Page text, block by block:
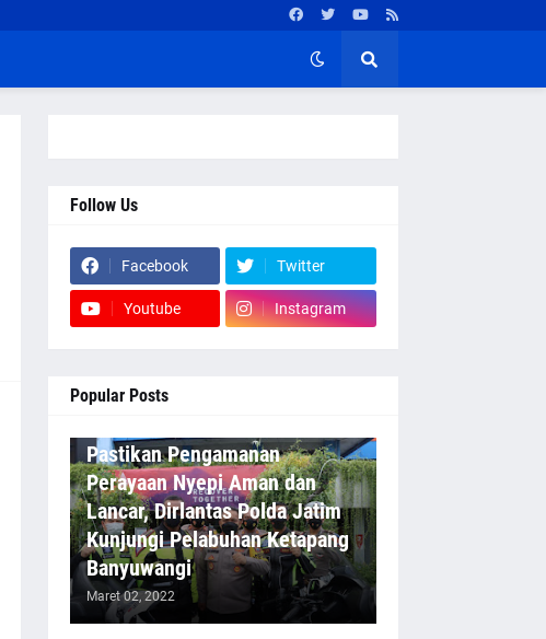
Follow Us
Facebook Twitter
Youtube Instagram
Popular Posts
Pastikan Pengamanan
Perayaan Nyepi Aman dan
Lancar, Dirlantas Polda Jatim
Kunjungi Pelabuhan Ketapang
Banyuwangi
Maret 02, 2022